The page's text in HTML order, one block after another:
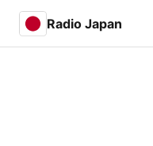
Radio Japan